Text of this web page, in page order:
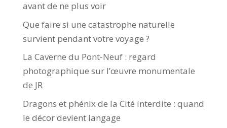
avant de ne plus voir
Que faire si une catastrophe naturelle
survient pendant votre voyage ?
La Caverne du Pont-Neuf : regard
photographique sur l’œuvre monumentale
de JR
Dragons et phénix de la Cité interdite : quand
le décor devient langage